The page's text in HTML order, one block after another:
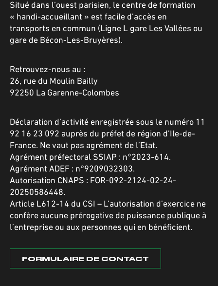
Situé dans l’ouest parisien, le centre de formation
« handi-accueillant » est facile d’accès en
transports en commun (Ligne L gare Les Vallées ou
gare de Bécon-Les-Bruyères).
Retrouvez-nous au :
26, rue du Moulin Bailly
92250 La Garenne-Colombes
Déclaration d’activité enregistrée sous le numéro 11
92 16 23 092 auprès du préfet de région d’Ile-de-
France. Ne vaut pas agrément de l’Etat.
Agrément préfectoral SSIAP : n°2023-614.
Agrément ADEF : n°9209032303.
Autorisation CNAPS : FOR-092-2124-02-24-
20250586448.
Article L612-14 du CSI – L’autorisation d’exercice ne
confère aucune prérogative de puissance publique à
l’entreprise ou aux personnes qui en bénéficient.
FORMULAIRE DE CONTACT